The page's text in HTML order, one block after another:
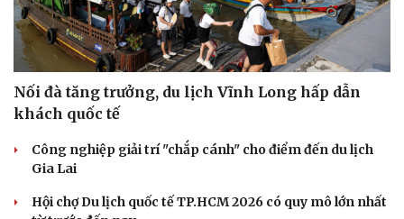
Nối đà tăng trưởng, du lịch Vĩnh Long hấp dẫn
khách quốc tế
Công nghiệp giải trí "chắp cánh" cho điểm đến du lịch
Gia Lai
Hội chợ Du lịch quốc tế TP.HCM 2026 có quy mô lớn nhất